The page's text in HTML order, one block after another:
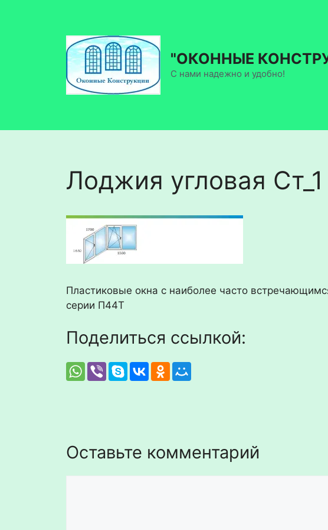
содержимому
"ОКОННЫЕ
С нами надежно и удобно!
Лоджия угловая Ст_1
Пластиковые окна с наиболее часто
серии П44Т
Поделиться ссылкой:
Оставьте комментарий